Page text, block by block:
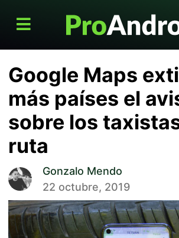
Google Maps
más países el
sobre los
ruta
Gonzalo Mendo
22 octubre, 2019